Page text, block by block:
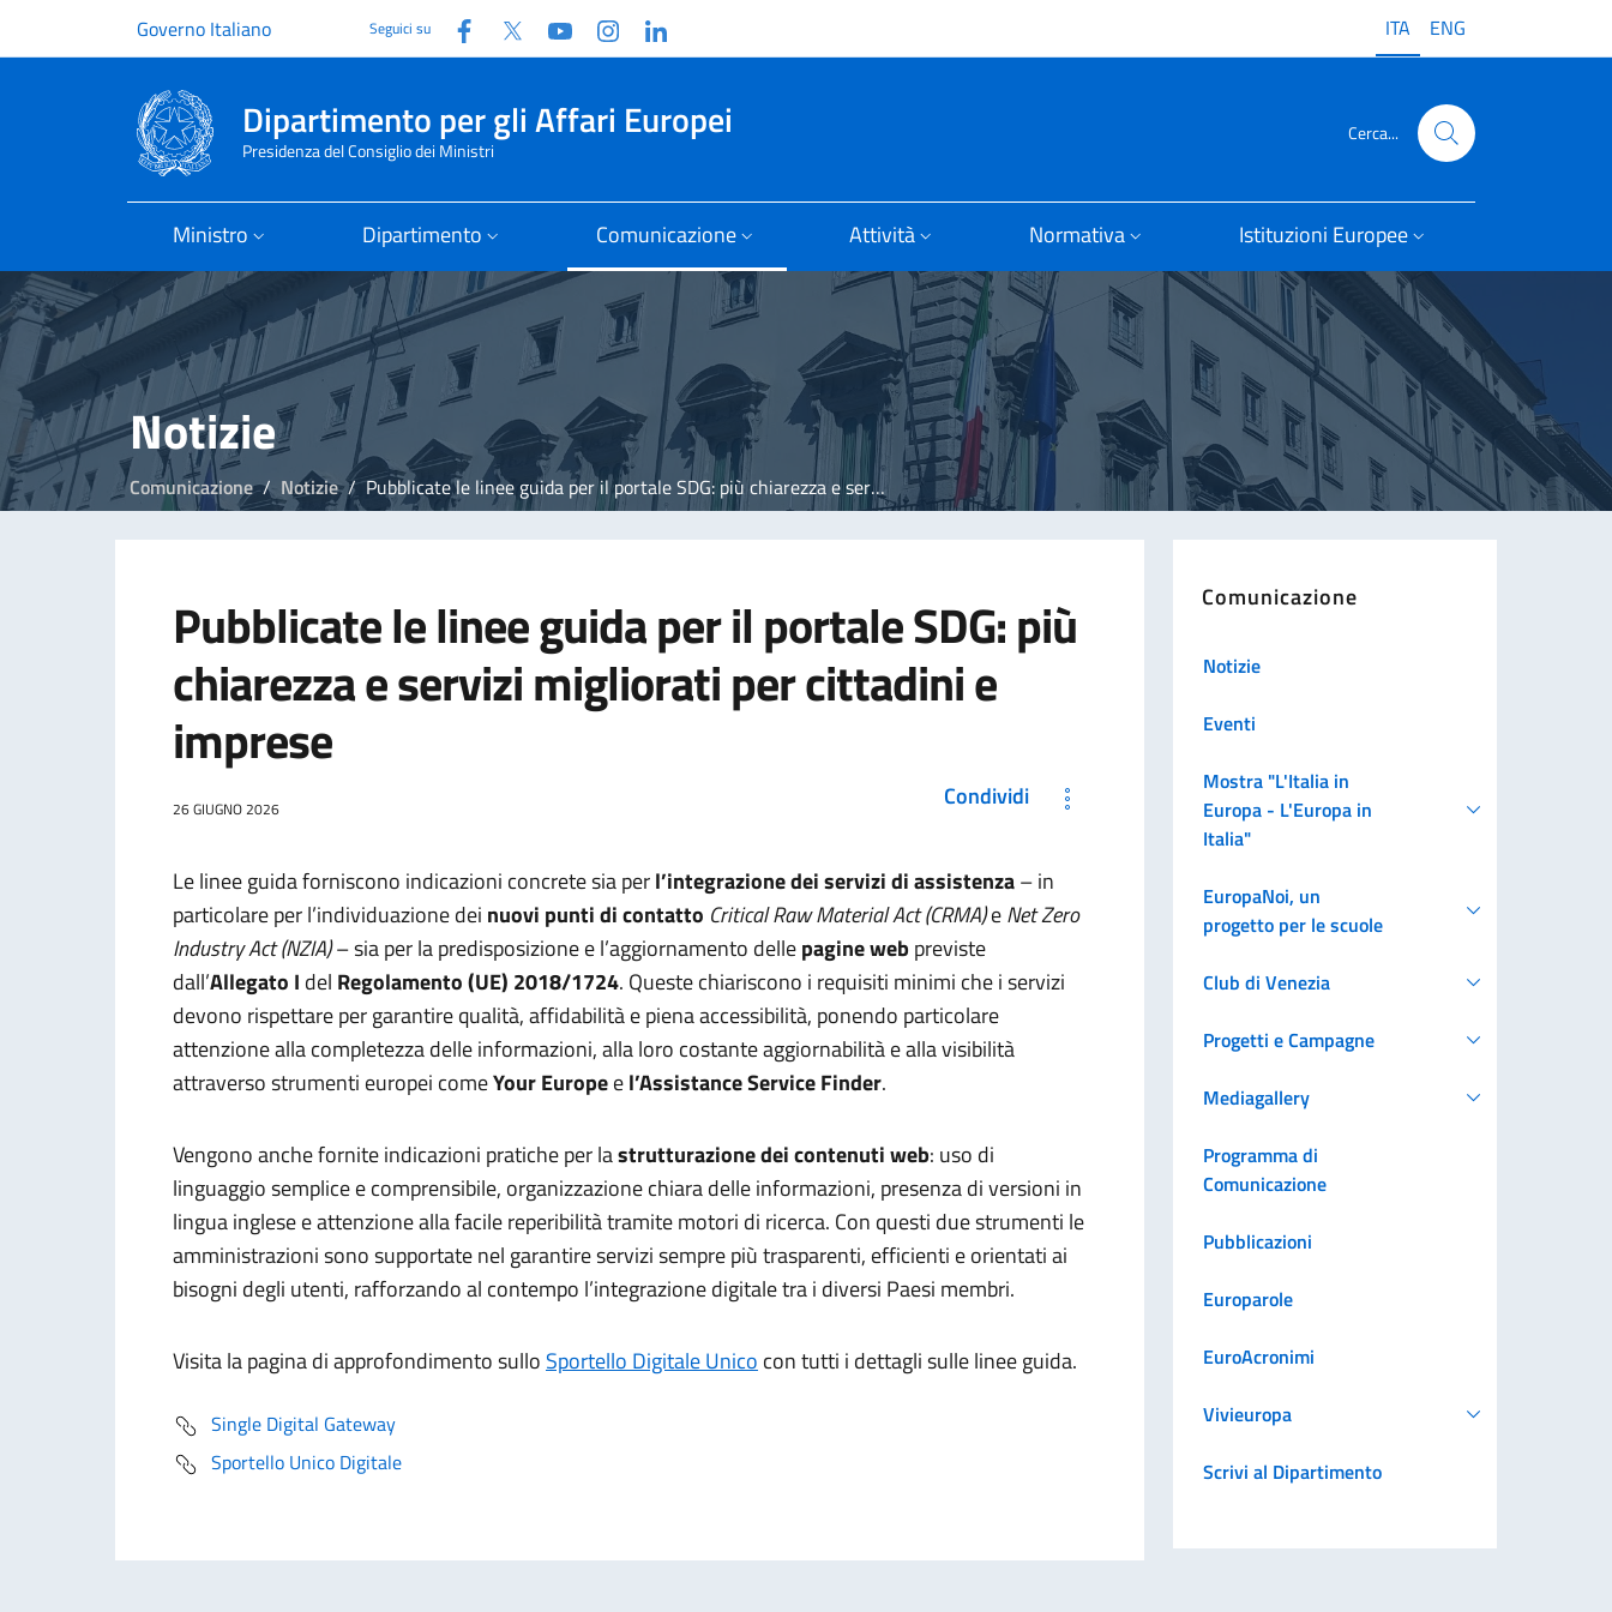
Governo Italiano Seguici su Facebook
Twitter YouTubeInstagram ITA ENG
Dipartimento per gli Affari Europei
Presidenza del Consiglio dei Ministri
Cerca...
Ministro Dipartimento Comunicazione Attività Normativa Istituzioni Europee
Notizie
Comunicazione Notizie Pubblicate le linee guida per il portale SDG: più chiarezza e servizi migliorati per cittadini e imprese
Pubblicate le linee guida per il portale SDG: più
chiarezza e servizi migliorati per cittadini e
imprese
26 GIUGNO 2026 Condividi
Le linee guida forniscono indicazioni concrete sia perl’integrazione dei servizi di assistenza– in
particolare per l’individuazione dei nuovi punti di contatto Critical Raw Material Act(CRMA)eNet Zero
Industry Act (NZIA)– sia per la predisposizione e l’aggiornamento dellepagine web previste
dall’Allegato I del Regolamento (UE) 2018/1724. Queste chiariscono i requisiti minimi che i servizi
devono rispettare per garantire qualità, affidabilità e piena accessibilità, ponendo particolare
attenzione alla completezza delle informazioni, alla loro costante aggiornabilità e alla visibilità
attraverso strumenti europei comeYour Europeel’Assistance Service Finder.
Vengono anche fornite indicazioni pratiche per lastrutturazione dei contenuti web: uso di
linguaggio semplice e comprensibile, organizzazione chiara delle informazioni, presenza di versioni in
lingua inglese e attenzione alla facile reperibilità tramite motori di ricerca. Con questi due strumenti le
amministrazioni sono supportate nel garantire servizi sempre più trasparenti, efficienti e orientati ai
bisogni degli utenti, rafforzando al contempo l’integrazione digitale tra i diversi Paesi membri.
Visita la pagina di approfondimento sullo Sportello Digitale Unico con tutti i dettagli sulle linee guida.
Single Digital Gateway
Sportello Unico Digitale
Comunicazione
Notizie
Eventi
Mostra "L'Italia in
Europa - L'Europa in
Italia"
EuropaNoi, un
progetto per le scuole
Club di Venezia
Progetti e Campagne
Mediagallery
Programma di
Comunicazione
Pubblicazioni
Europarole
EuroAcronimi
Vivieuropa
Scrivi al Dipartimento